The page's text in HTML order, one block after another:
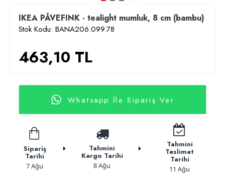
IKEA PÅVEFINK - tealight mumluk, 8 cm (bambu)
Stok Kodu: BANA206.099.78
463,10 TL
Whatsapp İle Sipariş Ver
Sipariş
Tarihi
7 Ağu
Tahmini
Kargo Tarihi
8 Ağu
Tahmini
Teslimat
Tarihi
11 Ağu